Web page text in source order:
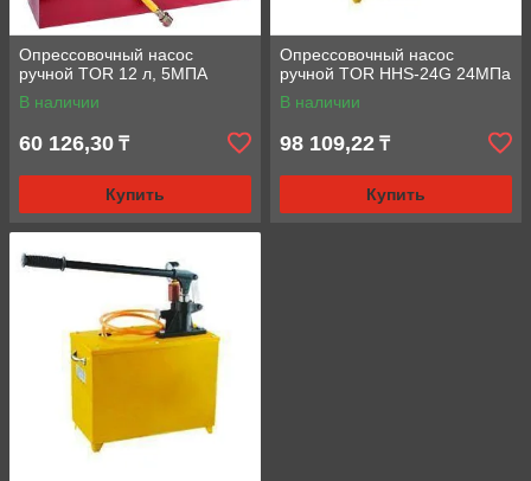
Опрессовочный насос
ручной TOR 12 л, 5МПА
В наличии
60 126,30 ₸
Купить
Опрессовочный насос
ручной TOR HHS-24G 24МПа
В наличии
98 109,22 ₸
Купить